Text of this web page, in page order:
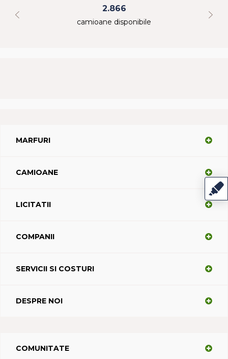
2.866
camioane disponibile
MARFURI
CAMIOANE
LICITATII
COMPANII
SERVICII SI COSTURI
DESPRE NOI
COMUNITATE